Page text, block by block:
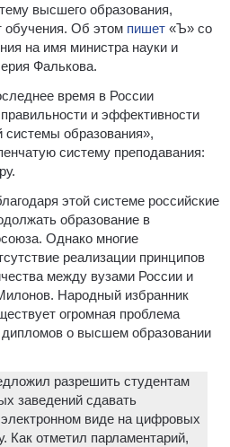
высшего образования,
обучения. Об этом пишет «Ъ» со
на имя министра науки и
Фалькова.
время в России
и эффективности
образования»,
систему преподавания:
этой системе российские
образование в
Однако многие
реализации принципов
между вузами России и
Народный избранник
огромная проблема
дипломов о высшем образовании
разрешить студентам
заведений сдавать
виде на цифровых
Как отметил парламентарий,